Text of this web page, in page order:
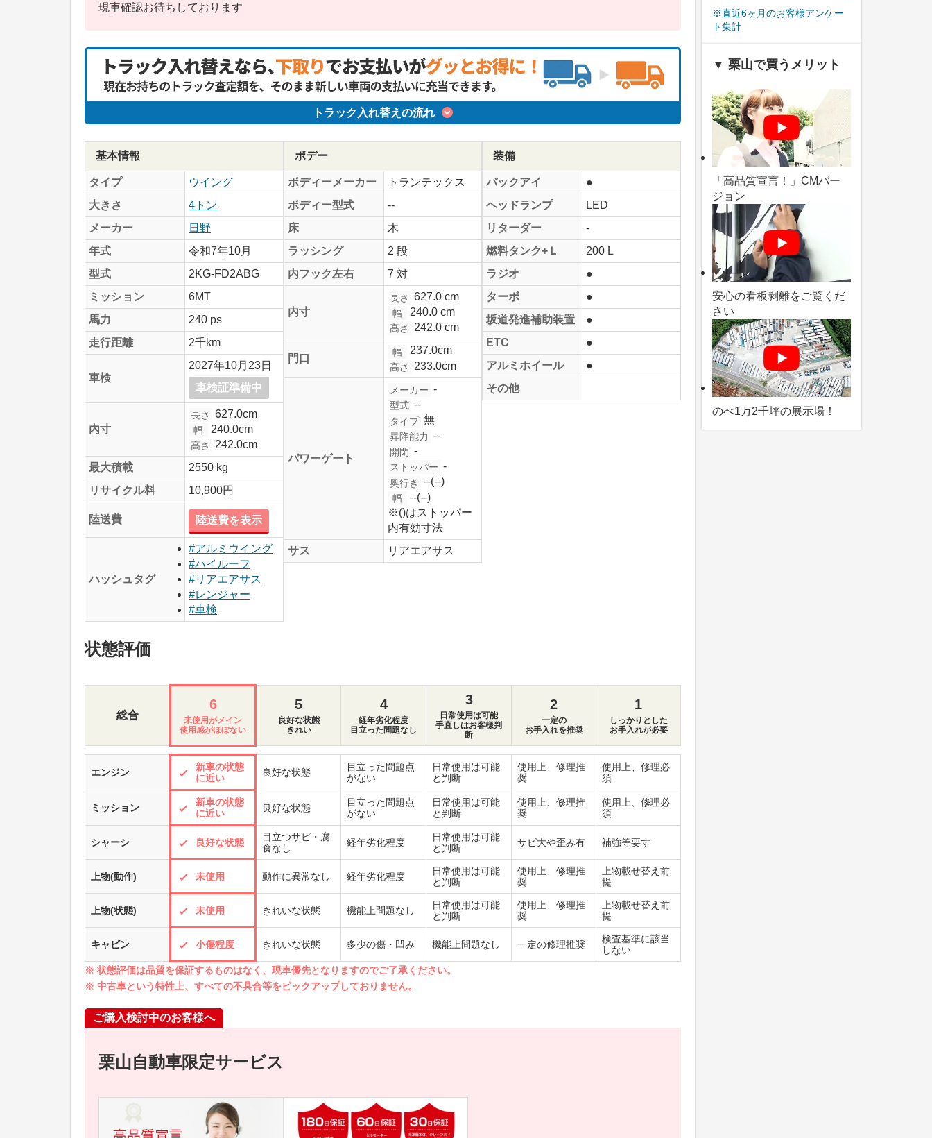
現車確認お待ちしております
トラック入れ替えの流れ
基本情報
タイプ
ウイング
大きさ
4トン
メーカー
日野
年式
令和7年10月
型式
2KG-FD2ABG
ミッション
6MT
馬力
240 ps
走行距離
2千km
車検
2027年10月23日
車検証準備中
内寸
長さ 627.0cm
幅 240.0cm
高さ
242.0cm
最大積載
2550 kg
リサイクル料
10,900円
陸送費 陸送費を表示
ハッシュタグ
#アルミウイング
#ハイルーフ
#リアエアサス
#レンジャー
#車検
ボデー
ボディーメーカー
トランテックス
ボディー型式
--
床
木
ラッシング
2 段
内フック左右
7 対
内寸
長さ 627.0 cm
幅 240.0 cm
高さ 242.0 cm
門口
幅 237.0cm
高さ 233.0cm
パワーゲート
メーカー -
型式 --
タイプ 無
昇降能力 --
開閉 -
ストッパー -
奥行き --(--)
幅
--(--)
※()はストッパー
内有効寸法
サス
リアエアサス
装備
バックアイ
●
ヘッドランプ
LED
リターダー
-
燃料タンク+Ｌ
200 L
ラジオ
●
ターボ
●
坂道発進補助装置
●
ETC
●
アルミホイール
●
その他
状態評価
総合
6
未使用がメイン
使用感がほぼない
5
良好な状態
きれい
4
経年劣化程度
目立った問題なし
3
日常使用は可能
手直しはお客様判
断
2
一定の
お手入れを推奨
1
しっかりとした
お手入れが必要
エンジン
新車の状態
に近い
良好な状態
目立った問題点
がない
日常使用は可能
と判断
使用上、修理推
奨
使用上、修理必
須
ミッション
新車の状態
に近い
良好な状態
目立った問題点
がない
日常使用は可能
と判断
使用上、修理推
奨
使用上、修理必
須
シャーシ 良好な状態
目立つサビ・腐
食なし
経年劣化程度
日常使用は可能
と判断
サビ大や歪み有 補強等要す
上物(動作) 未使用 動作に異常なし 経年劣化程度
日常使用は可能
と判断
使用上、修理推
奨
上物載せ替え前
提
上物(状態) 未使用 きれいな状態 機能上問題なし
日常使用は可能
と判断
使用上、修理推
奨
上物載せ替え前
提
キャビン 小傷程度 きれいな状態 多少の傷・凹み 機能上問題なし 一定の修理推奨
検査基準に該当
しない
※ 状態評価は品質を保証するものはなく、現車優先となりますのでご了承ください。
※ 中古車という特性上、すべての不具合等をピックアップしておりません。
ご購入検討中のお客様へ
栗山自動車限定サービス
※直近6ヶ月のお客様アンケー
ト集計
▼ 栗山で買うメリット
「高品質宣言！」CMバー
ジョン
安心の看板剥離をご覧くだ
さい
のべ1万2千坪の展示場！